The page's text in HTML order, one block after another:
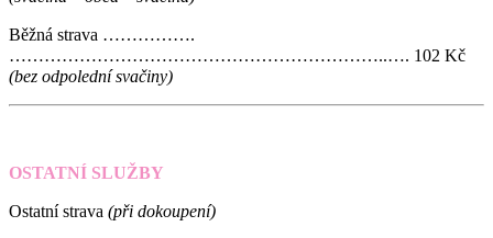
Běžná strava …………….
………………………………………………………..…. 102 Kč
(bez odpolední svačiny)
OSTATNÍ SLUŽBY
Ostatní strava (při dokoupení)